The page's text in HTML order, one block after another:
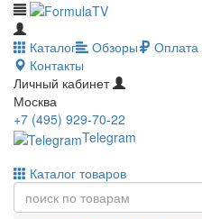
Каталог Обзоры Оплата
Контакты
Личный кабинет
Москва
+7 (495) 929-70-22
Telegram
Каталог товаров